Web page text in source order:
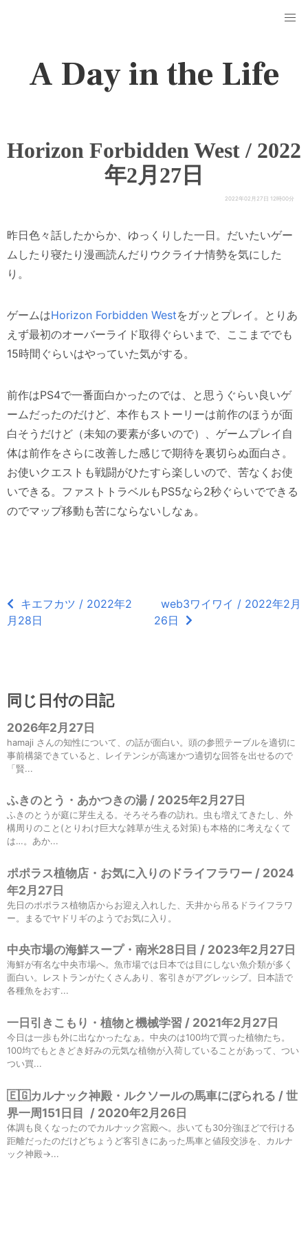
A Day in the Life
Horizon Forbidden West / 2022
年2月27日
2022年02月27日 12時00分
昨日色々話したからか、ゆっくりした一日。だいたいゲー
ムしたり寝たり漫画読んだりウクライナ情勢を気にした
り。
ゲームはHorizon Forbidden Westをガッとプレイ。とりあ
えず最初のオーバーライド取得ぐらいまで、ここまででも
15時間ぐらいはやっていた気がする。
前作はPS4で一番面白かったのでは、と思うぐらい良いゲ
ームだったのだけど、本作もストーリーは前作のほうが面
白そうだけど（未知の要素が多いので）、ゲームプレイ自
体は前作をさらに改善した感じで期待を裏切らぬ面白さ。
お使いクエストも戦闘がひたすら楽しいので、苦なくお使
いできる。ファストトラベルもPS5なら2秒ぐらいでできる
のでマップ移動も苦にならないしなぁ。
キエフカツ / 2022年2
月28日
web3ワイワイ / 2022年2月
26日
同じ日付の日記
2026年2月27日
hamaji さんの知性について、の話が面白い。頭の参照テーブルを適切に
事前構築できていると、レイテンシが高速かつ適切な回答を出せるので
「賢...
ふきのとう・あかつきの湯 / 2025年2月27日
ふきのとうが庭に芽生える。そろそろ春の訪れ。虫も増えてきたし、外
構周りのこと(とりわけ巨大な雑草が生える対策)も本格的に考えなくて
は…。あか...
ポポラス植物店・お気に入りのドライフラワー / 2024
年2月27日
先日のポポラス植物店からお迎え入れした、天井から吊るドライフラワ
ー。まるでヤドリギのようでお気に入り。
中央市場の海鮮スープ・南米28日目 / 2023年2月27日
海鮮が有名な中央市場へ。魚市場では日本では目にしない魚介類が多く
面白い。レストランがたくさんあり、客引きがアグレッシブ。日本語で
各種魚をおす...
一日引きこもり・植物と機械学習 / 2021年2月27日
今日は一歩も外に出なかったなぁ。中央のは100均で買った植物たち。
100均でもときどき好みの元気な植物が入荷していることがあって、つい
つい買...
🇪🇬カルナック神殿・ルクソールの馬車にぼられる / 世
界一周151日目 / 2020年2月26日
体調も良くなったのでカルナック宮殿へ。歩いても30分強ほどで行ける
距離だったのだけどちょうど客引きにあった馬車と値段交渉を、カルナ
ック神殿→...